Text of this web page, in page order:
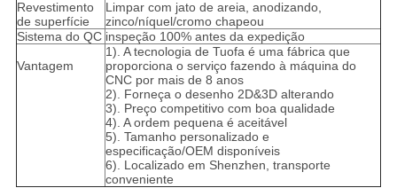
Revestimento
de superfície
Limpar com jato de areia, anodizando,
zinco/níquel/cromo chapeou
Sistema do QC inspeção 100% antes da expedição
Vantagem
1). A tecnologia de Tuofa é uma fábrica que
proporciona o serviço fazendo à máquina do
CNC por mais de 8 anos
2). Forneça o desenho 2D&3D alterando
3). Preço competitivo com boa qualidade
4). A ordem pequena é aceitável
5). Tamanho personalizado e
especificação/OEM disponíveis
6). Localizado em Shenzhen, transporte
conveniente